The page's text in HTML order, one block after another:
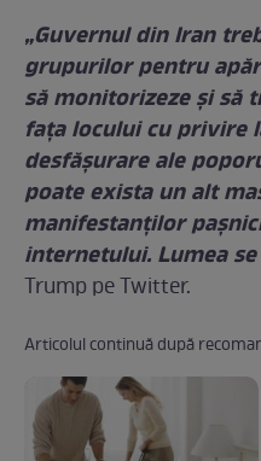
„Guvernul din Iran
grupurilor pentru
să monitorizeze și să
fața locului cu privire
desfășurare ale
poate exista un alt
manifestanților
internetului. Lumea
Trump pe Twitter.
Articolul continuă după